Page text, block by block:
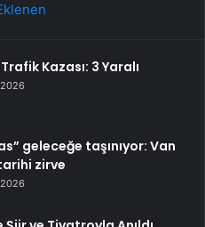
Kazası: 3 Yaralı
geleceğe taşınıyor: Van
zirve